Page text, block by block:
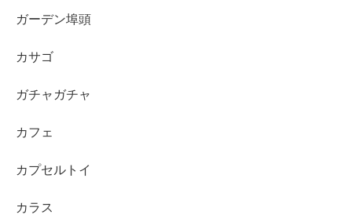
ガーデン埠頭
カサゴ
ガチャガチャ
カフェ
カプセルトイ
カラス